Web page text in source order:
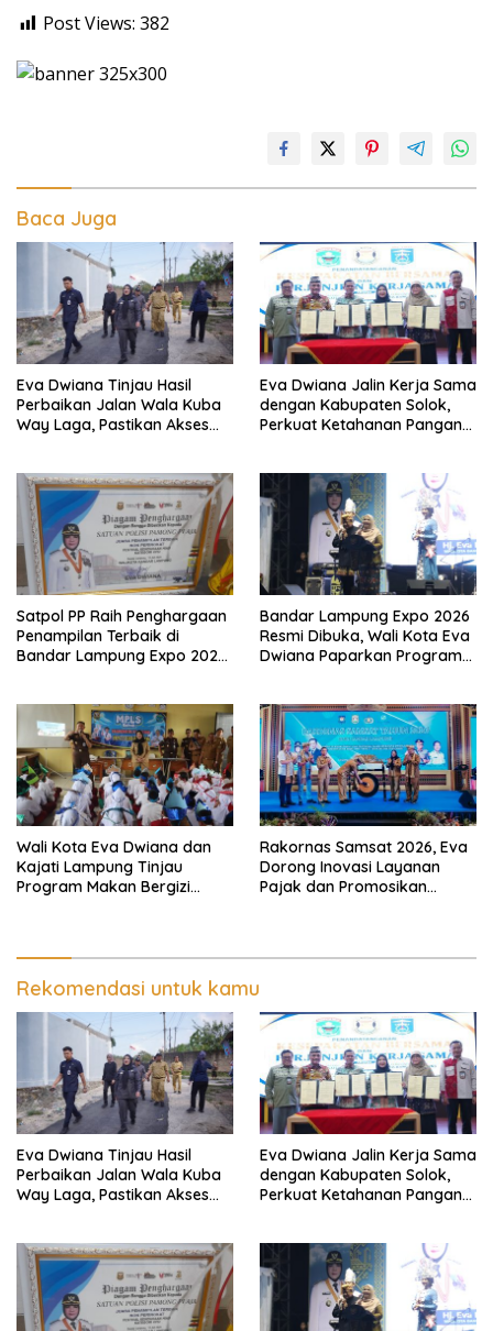
Post Views: 382
Baca Juga
Eva Dwiana Tinjau Hasil
Perbaikan Jalan Wala Kuba
Way Laga, Pastikan Akses
Eva Dwiana Jalin Kerja Sama
dengan Kabupaten Solok,
Perkuat Ketahanan Pangan
Satpol PP Raih Penghargaan
Penampilan Terbaik di
Bandar Lampung Expo 2026,
Masyarakat
Bandar Lampung Expo 2026
Resmi Dibuka, Wali Kota Eva
Dwiana Paparkan Program
Lampung
Wali Kota Eva Dwiana dan
Kajati Lampung Tinjau
Program Makan Bergizi
Rakornas Samsat 2026, Eva
Dorong Inovasi Layanan
Pajak dan Promosikan
Rekomendasi untuk kamu
Eva Dwiana Tinjau Hasil
Perbaikan Jalan Wala Kuba
Way Laga, Pastikan Akses
Eva Dwiana Jalin Kerja Sama
dengan Kabupaten Solok,
Perkuat Ketahanan Pangan